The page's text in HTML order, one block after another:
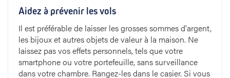
Aidez à prévenir les vols
Il est préférable de laisser les grosses sommes d'argent,
les bijoux et autres objets de valeur à la maison. Ne
laissez pas vos effets personnels, tels que votre
smartphone ou votre portefeuille, sans surveillance
dans votre chambre. Rangez-les dans le casier. Si vous